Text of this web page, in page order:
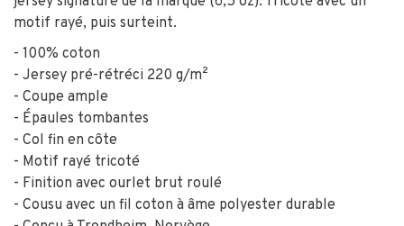
motif rayé, puis surteint.
- 100% coton
- Jersey pré-rétréci 220 g/m²
- Coupe ample
- Épaules tombantes
- Col fin en côte
- Motif rayé tricoté
- Finition avec ourlet brut roulé
- Cousu avec un fil coton à âme polyester durable